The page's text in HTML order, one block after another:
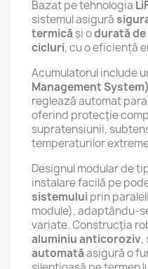
Bazat pe tehnologia
sistemul asigură
termică și odurată
cicluri, cu o eficiență
Acumulatorul include
Management System)
reglează automat
oferind protecție
supratensiunii,
temperaturilor
Designul modular de
instalare facilă pe
sistemului prin
module), adaptându-
variate. Construcția
aluminiu anticoroziv,
automatăasigură o